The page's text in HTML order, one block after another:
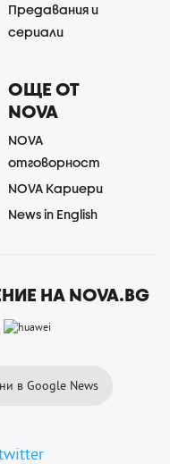
Предавания и
сериали
ОЩЕ ОТ
NOVA
NOVA
отговорност
NOVA Кариери
News in English
НА NOVA.BG
в Google News